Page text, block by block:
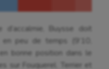
d’accalmie, Buysse doit
peu de temps (9’10,
bonne position dans le
sur Fouquerel. Terrier et